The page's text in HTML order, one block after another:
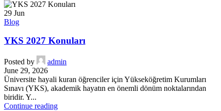
29 Jun
Blog
YKS 2027 Konuları
Posted by
admin
June 29, 2026
Üniversite hayali kuran öğrenciler için Yükseköğretim Kurumları
Sınavı (YKS), akademik hayatın en önemli dönüm noktalarından
biridir. Y...
Continue reading